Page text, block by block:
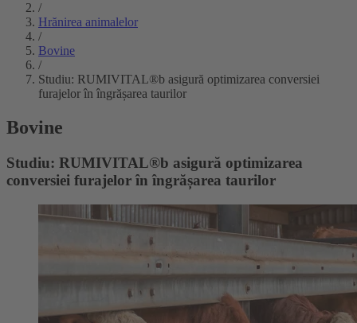
/
Hrănirea animalelor
/
Bovine
/
Studiu: RUMIVITAL®b asigură optimizarea conversiei
furajelor în îngrășarea taurilor
Bovine
Studiu: RUMIVITAL®b asigură optimizarea
conversiei furajelor în îngrășarea taurilor